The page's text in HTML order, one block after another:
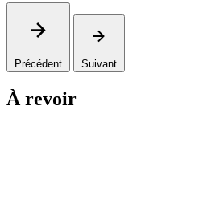
Précédent Suivant
À revoir